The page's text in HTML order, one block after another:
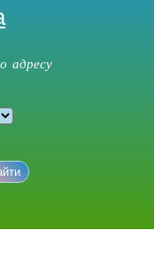
адресу